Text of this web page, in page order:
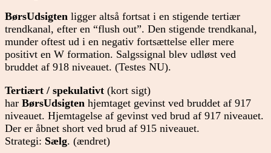
BørsUdsigten ligger altså fortsat i en stigende tertiær
trendkanal, efter en “flush out”. Den stigende trendkanal,
munder oftest ud i en negativ fortsættelse eller mere
positivt en W formation. Salgssignal blev udløst ved
bruddet af 918 niveauet. (Testes NU).
Tertiært / spekulativt (kort sigt)
har BørsUdsigten hjemtaget gevinst ved bruddet af 917
niveauet. Hjemtagelse af gevinst ved brud af 917 niveauet.
Der er åbnet short ved brud af 915 niveauet.
Strategi: Sælg. (ændret)